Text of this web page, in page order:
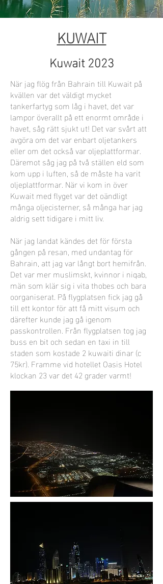
KUWAIT
Kuwait 2023
När jag flög från Bahrain till Kuwait på
kvällen var det väldigt mycket
tankerfartyg som låg i havet, det var
lampor överallt på ett enormt område i
havet, såg rätt sjukt ut! Det var svårt att
avgöra om det var enbart oljetankers
eller om det också var oljeplattformar.
Däremot såg jag på två ställen eld som
kom upp i luften, så de måste ha varit
oljeplattformar. När vi kom in över
Kuwait med flyget var det oändligt
många oljecisterner, så många har jag
aldrig sett tidigare i mitt liv.
När jag landat kändes det för första
gången på resan, med undantag för
Bahrain, att jag var långt bort hemifrån.
Det var mer muslimskt, kvinnor i niqab,
män som klär sig i vita thobes och bara
oorganiserat. På flygplatsen fick jag gå
till ett kontor för att få mitt visum och
därefter kunde jag gå igenom
passkontrollen. Från flygplatsen tog jag
buss en bit och sedan en taxi in till
staden som kostade 2 kuwaiti dinar (c
75kr). Framme vid hotellet Oasis Hotel
klockan 23 var det 42 grader varmt!